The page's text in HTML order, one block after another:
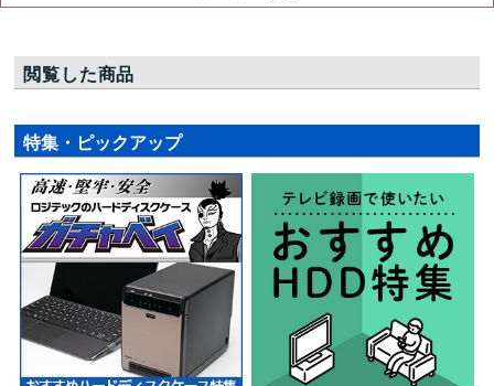
閲覧した商品
特集・ピックアップ